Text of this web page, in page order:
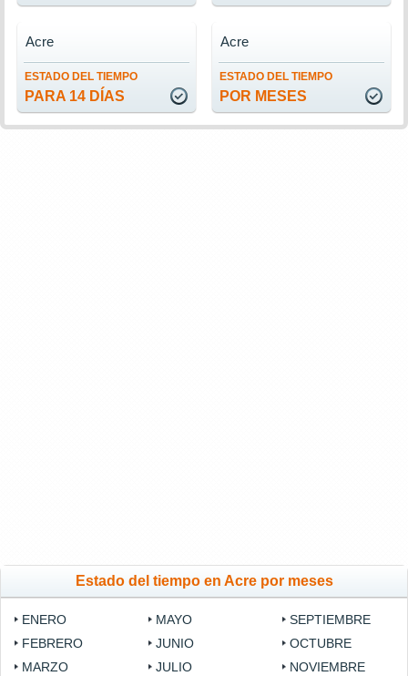
ESTADO DEL TIEMPO
PARA 14 DÍAS
Acre
ESTADO DEL TIEMPO
POR MESES
Acre
Estado del tiempo en Acre por meses
ENERO
FEBRERO
MARZO
MAYO
JUNIO
JULIO
SEPTIEMBRE
OCTUBRE
NOVIEMBRE